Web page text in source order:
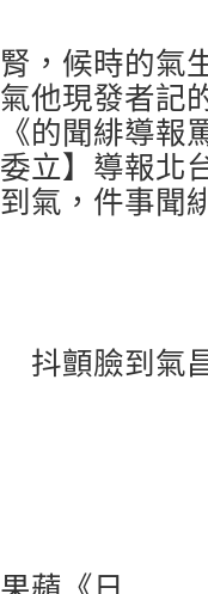
，候時的氣
他現發者記
的聞緋導報
立】導報
氣，件事聞
抖顫臉到氣